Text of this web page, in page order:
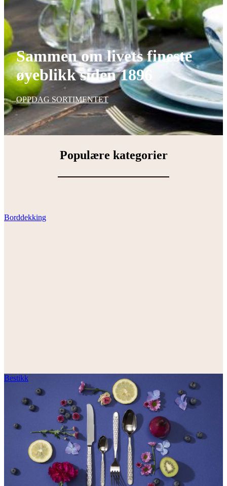
Sammen om livets fineste
øyeblikk siden 1896
OPPDAG SORTIMENTET
Populære kategorier
Borddekking
Bestikk